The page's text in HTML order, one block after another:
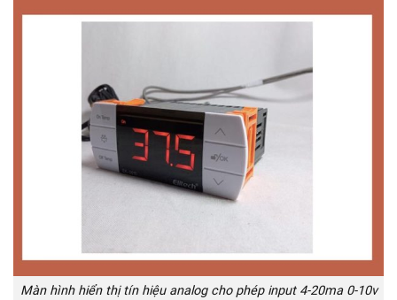
Màn hình hiển thị tín hiệu analog cho phép input 4-20ma 0-10v